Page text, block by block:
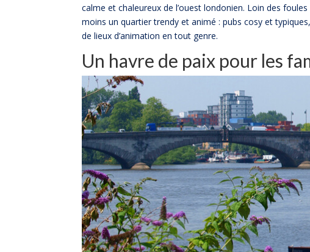
calme et chaleureux de l’ouest londonien. Loin des
moins un quartier trendy et animé : pubs cosy et
de lieux d’animation en tout genre.
Un havre de paix pour les